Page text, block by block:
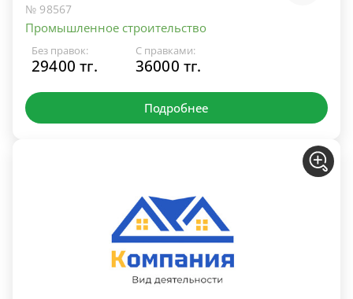
№ 98567
Промышленное строительство
Без правок:
29400 тг.
С правками:
36000 тг.
Подробнее